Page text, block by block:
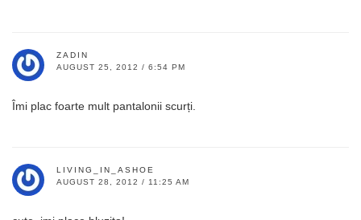
ZADIN
AUGUST 25, 2012 / 6:54 PM
Îmi plac foarte mult pantalonii scurți.
LIVING_IN_ASHOE
AUGUST 28, 2012 / 11:25 AM